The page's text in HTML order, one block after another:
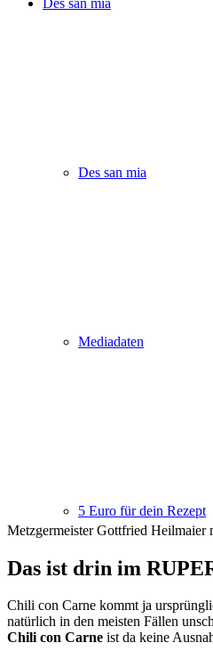
Des san mia
Des san mia
Mediadaten
5 Euro für dein Rezept
Metzgermeister Gottfried Heilmaier
Das ist drin im
Chili con Carne kommt ja
natürlich in den meisten Fällen
Chili con Carne ist da keine